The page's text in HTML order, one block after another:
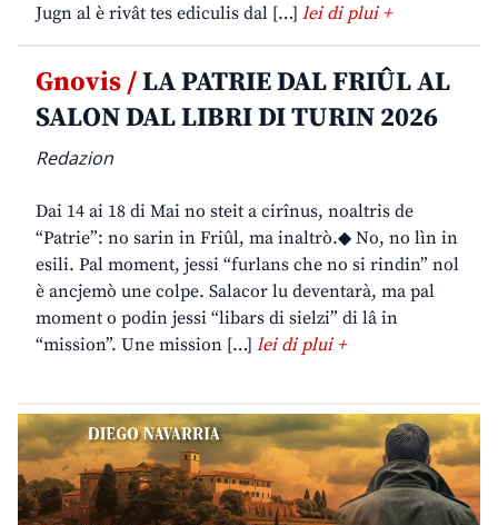
Jugn al è rivât tes ediculis dal […] lei di plui +
Gnovis /LA PATRIE DAL FRIÛL AL
SALON DAL LIBRI DI TURIN 2026
Redazion
Dai 14 ai 18 di Mai no steit a cirînus, noaltris de
“Patrie”: no sarin in Friûl, ma inaltrò.◆ No, no lìn in
esili. Pal moment, jessi “furlans che no si rindin” nol
è ancjemò une colpe. Salacor lu deventarà, ma pal
moment o podin jessi “libars di sielzi” di lâ in
“mission”. Une mission […] lei di plui +